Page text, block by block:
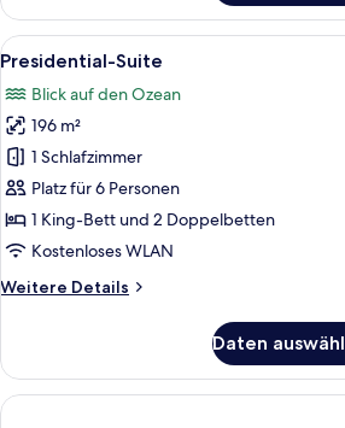
Zimmer,
1 King-
Bett
Front)
Alle
Fotos
für
Presidential-
Suite
anzeigen
Ein
7
Presidential-Suite
Blick auf den Ozean
196 m²
1 Schlafzimmer
Platz für 6 Personen
1 King-Bett und 2 Doppelbetten
Kostenloses WLAN
Weitere Details
Weitere
Suite
Daten